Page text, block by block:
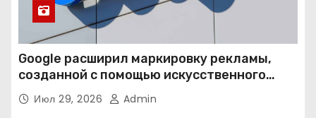
Google расширил маркировку рекламы,
созданной с помощью искусственного
интеллекта
Июл 29, 2026 Admin